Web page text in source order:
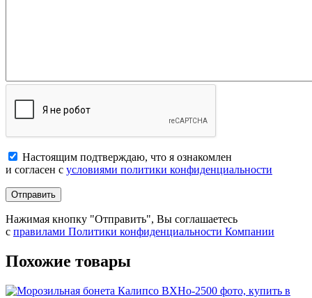
Настоящим подтверждаю, что я ознакомлен
и согласен с условиями политики конфиденциальности
Отправить
Нажимая кнопку "Отправить", Вы соглашаетесь
с правилами Политики конфиденциальности Компании
Похожие товары